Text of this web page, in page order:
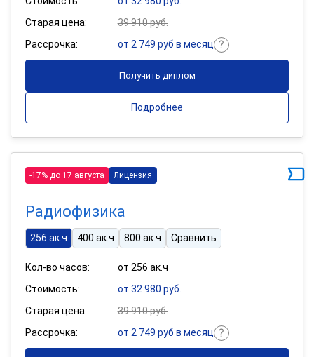
Старая цена:
39 910 руб.
Рассрочка:
от 2 749 руб в месяц
Получить диплом
Подробнее
-17% до 17 августа Лицензия
Радиофизика
256 ак.ч 400 ак.ч 800 ак.ч Сравнить
Кол-во часов:
от 256 ак.ч
Стоимость:
от 32 980 руб.
Старая цена:
39 910 руб.
Рассрочка:
от 2 749 руб в месяц